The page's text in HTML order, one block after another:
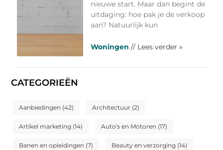
CATEGORIEËN
Aanbiedingen (42) Architectuur (2)
Artikel marketing (14) Auto's en Motoren (17)
Banen en opleidingen (7) Beauty en verzorging (14)
nieuwe start. Maar dan begint de
uitdaging: hoe pak je de verkoop
aan? Natuurlijk kun
Woningen // Lees verder »